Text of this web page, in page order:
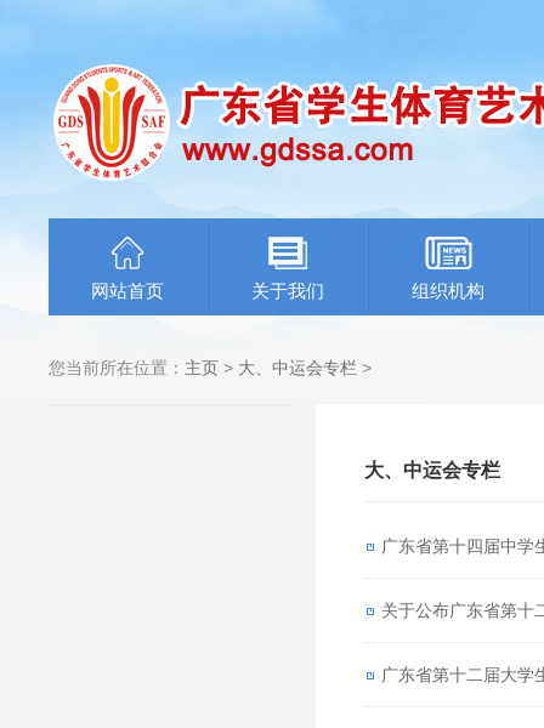
网站首页 关于我们 组织机构
您当前所在位置： 主页 > 大、中运会专栏 >
大、中运会专栏
广东省第十四届中学
关于公布广东省第十
广东省第十二届大学